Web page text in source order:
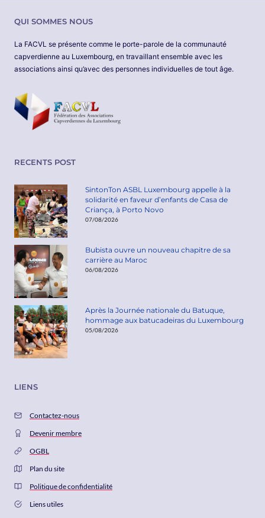
QUI SOMMES NOUS
La FACVL se présente comme le porte-parole de la communauté
capverdienne au Luxembourg, en travaillant ensemble avec les
associations ainsi qu’avec des personnes individuelles de tout âge.
RECENTS POST
SintonTon ASBL Luxembourg appelle à la
solidarité en faveur d’enfants de Casa de
Criança, à Porto Novo
07/08/2026
Bubista ouvre un nouveau chapitre de sa
carrière au Maroc
06/08/2026
Après la Journée nationale du Batuque,
hommage aux batucadeiras du Luxembourg
05/08/2026
LIENS
Contactez-nous
Devenir membre
OGBL
Plan du site
Politique de confidentialité
Liens utiles